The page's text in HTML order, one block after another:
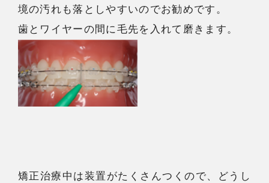
境の汚れも落としやすいのでお勧めです。
歯とワイヤーの間に毛先を入れて磨きます。
矯正治療中は装置がたくさんつくので、どうし